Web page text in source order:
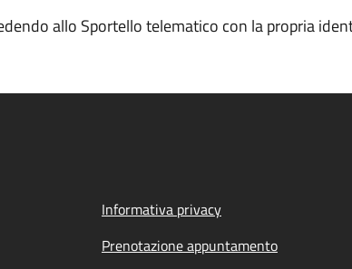
allo Sportello telematico con la propria
Informativa privacy
Prenotazione appuntamento